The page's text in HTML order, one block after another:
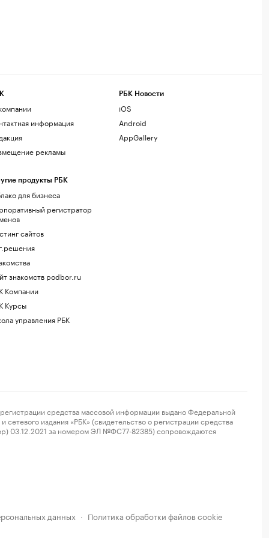
информация
рекламы
продукты РБК
для бизнеса
регистратор
сайтов
знакомств podbor.ru
Компании
Курсы
управления РБК
РБК Новости
iOS
Android
AppGallery
средства массовой информации выдано Федеральной
издания «РБК» (свидетельство о регистрации средства
03.12.2021 за номером ЭЛ №ФС77-82385) сопровождаются
данных · Политика обработки файлов cookie